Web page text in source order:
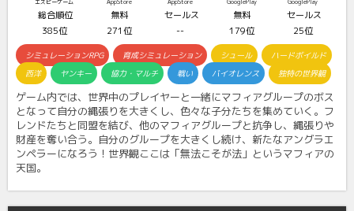
エスピーゲーム
総合順位
385位
AppStore
無料
271位
AppStore
セールス
--
GooglePlay
無料
179位
GooglePlay
セールス
25位
シミュレーションRPG 育成シミュレーション シュール
ハードボイルド
西洋
ヤンキー 協力・マルチ 戦い バイオレンス 独特の世界観
ゲーム内では、世界中のプレイヤーと一緒にマフィアグループのボス
となって自分の縄張りを大きくし、色々な子分たちを集めていく。フ
レンドたちと同盟を結び、他のマフィアグループと抗争し、縄張りや
財産を奪い合う。自分のグループを大きくし続け、新たなアングラエ
ンペラーになろう！世界観ここは「無法こそが法」というマフィアの
天国。